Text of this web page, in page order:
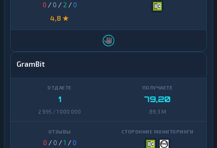
0 / 0 / 2 /0
4,8 ★
GramBit
1
2 995 / 1 000 000
79,20
89,3 M
0 / 0 /1 /0